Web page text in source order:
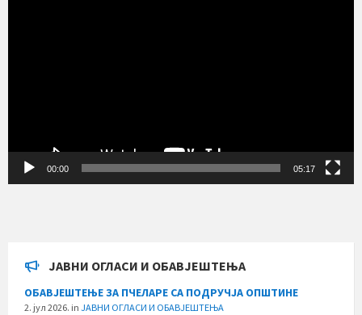
00:00 05:17
ЈАВНИ ОГЛАСИ И ОБАВЈЕШТЕЊА
ОБАВЈЕШТЕЊЕ ЗА ПЧЕЛАРЕ СА ПОДРУЧЈА ОПШТИНЕ
2. јул 2026. in ЈАВНИ ОГЛАСИ И ОБАВЈЕШТЕЊА